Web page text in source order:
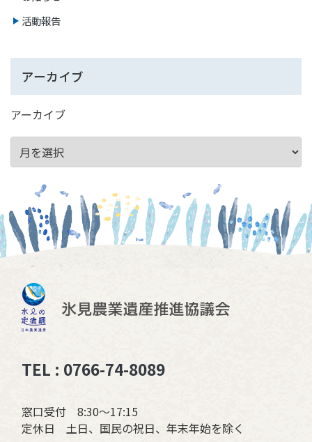
活動報告
アーカイブ
アーカイブ
TEL : 0766-74-8089
窓口受付 8:30〜17:15
定休日 土日、国民の祝日、年末年始を除く